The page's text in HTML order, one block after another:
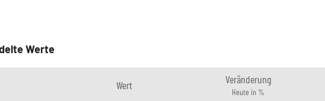
Werte
Wert Veränderung
Heute in %